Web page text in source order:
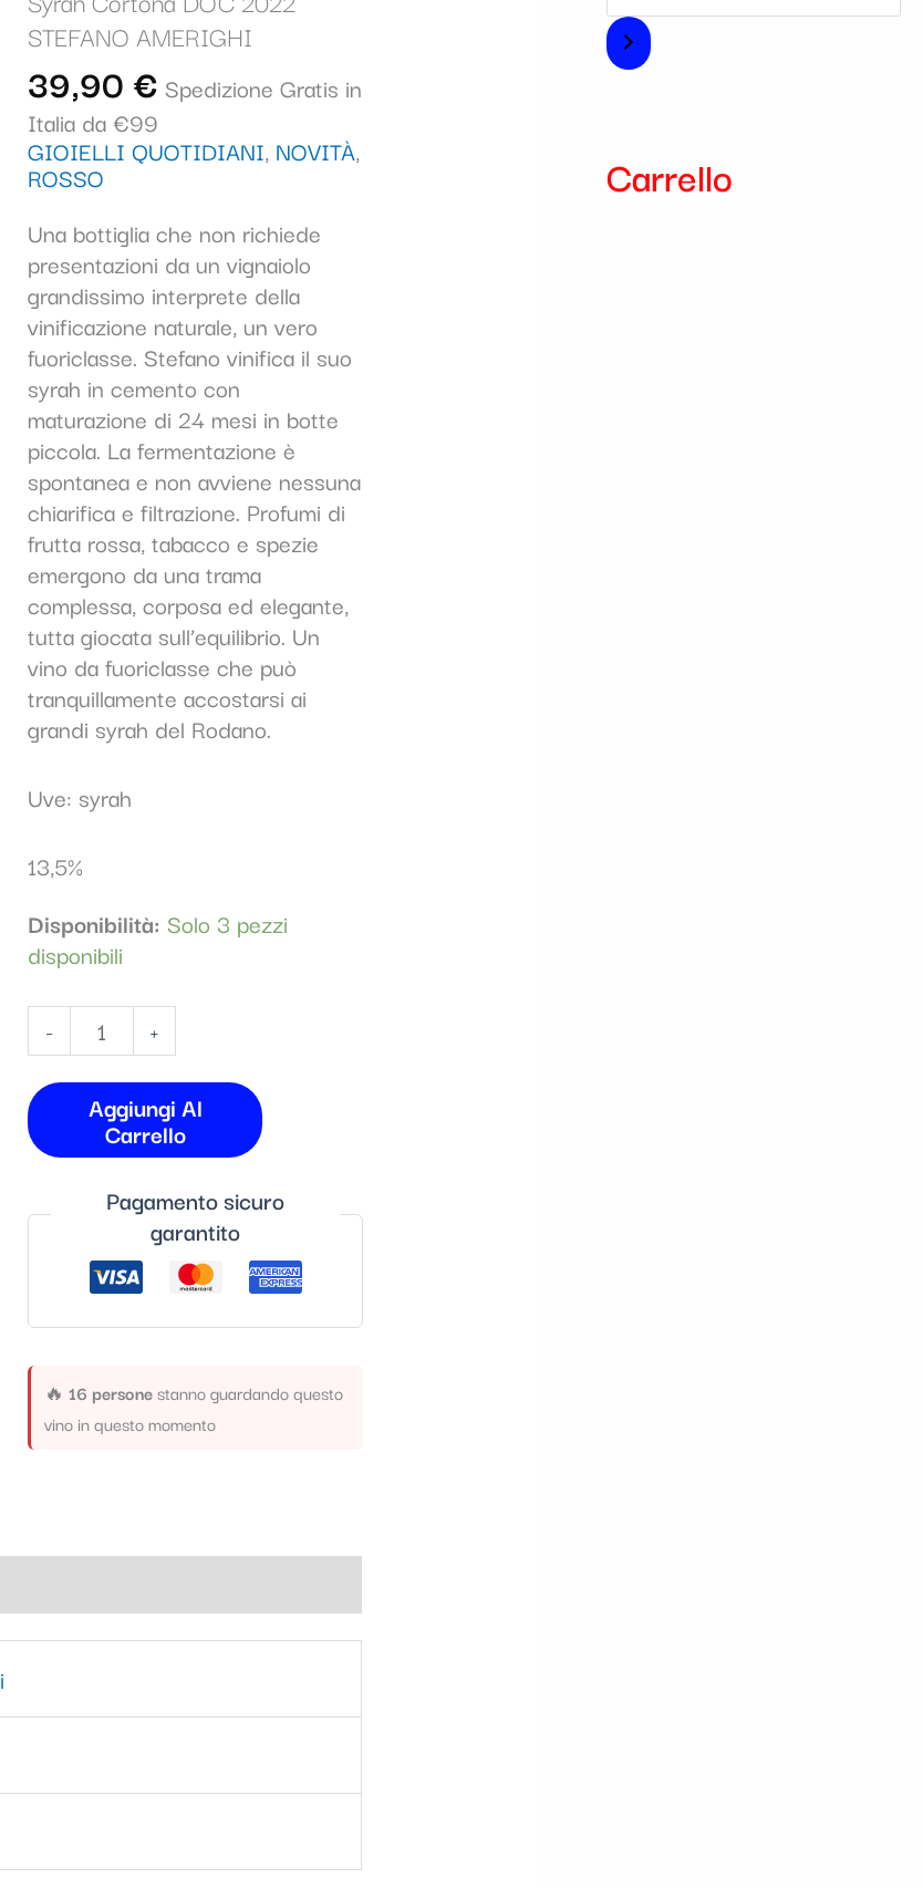
STEFANO AMERIGHI
39,90 € Spedizione Gratis in
Italia da €99
GIOIELLI QUOTIDIANI, NOVITÀ,
ROSSO
Una bottiglia che non richiede
presentazioni da un vignaiolo
grandissimo interprete della
vinificazione naturale, un vero
fuoriclasse. Stefano vinifica il suo
syrah in cemento con
maturazione di 24 mesi in botte
piccola. La fermentazione è
spontanea e non avviene nessuna
chiarifica e filtrazione. Profumi di
frutta rossa, tabacco e spezie
emergono da una trama
complessa, corposa ed elegante,
tutta giocata sull’equilibrio. Un
vino da fuoriclasse che può
tranquillamente accostarsi ai
grandi syrah del Rodano.
Uve: syrah
13,5%
Disponibilità: Solo 3 pezzi
disponibili
-
STEFANO
AMERIGHI
quantità
+
Aggiungi Al
Carrello
Pagamento sicuro
garantito
🔥16 personestanno guardando questo
vino in questo momento
i
Carrello